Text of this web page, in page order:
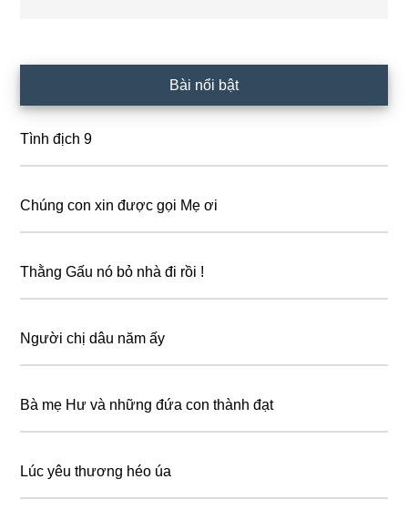
Sidebar
Bài nổi bật
Tình địch 9
Chúng con xin được gọi Mẹ ơi
Thằng Gấu nó bỏ nhà đi rồi !
Người chị dâu năm ấy
Bà mẹ Hư và những đứa con thành đạt
Lúc yêu thương héo úa